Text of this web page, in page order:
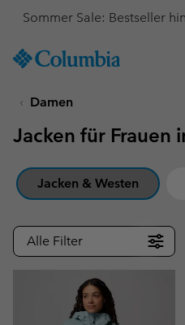
TO
SKIP
MAIN
SKIP
TO
Hol dir einen 10
Damen
Jacken für Frauen
Jacken & Westen
Alle Filter